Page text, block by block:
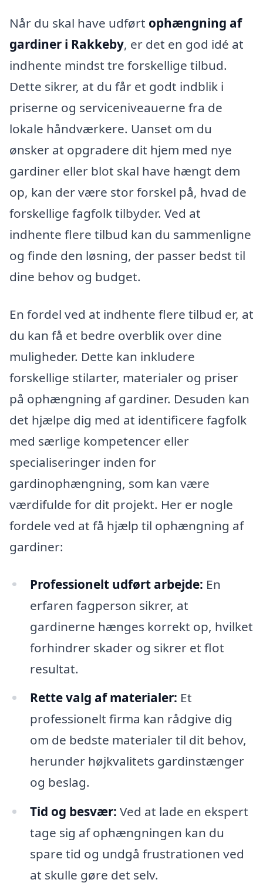
Når du skal have udført ophængning af
gardiner i Rakkeby, er det en god idé at
indhente mindst tre forskellige tilbud.
Dette sikrer, at du får et godt indblik i
priserne og serviceniveauerne fra de
lokale håndværkere. Uanset om du
ønsker at opgradere dit hjem med nye
gardiner eller blot skal have hængt dem
op, kan der være stor forskel på, hvad de
forskellige fagfolk tilbyder. Ved at
indhente flere tilbud kan du sammenligne
og finde den løsning, der passer bedst til
dine behov og budget.
En fordel ved at indhente flere tilbud er, at
du kan få et bedre overblik over dine
muligheder. Dette kan inkludere
forskellige stilarter, materialer og priser
på ophængning af gardiner. Desuden kan
det hjælpe dig med at identificere fagfolk
med særlige kompetencer eller
specialiseringer inden for
gardinophængning, som kan være
værdifulde for dit projekt. Her er nogle
fordele ved at få hjælp til ophængning af
gardiner:
Professionelt udført arbejde: En
erfaren fagperson sikrer, at
gardinerne hænges korrekt op, hvilket
forhindrer skader og sikrer et flot
resultat.
Rette valg af materialer: Et
professionelt firma kan rådgive dig
om de bedste materialer til dit behov,
herunder højkvalitets gardinstænger
og beslag.
Tid og besvær: Ved at lade en ekspert
tage sig af ophængningen kan du
spare tid og undgå frustrationen ved
at skulle gøre det selv.